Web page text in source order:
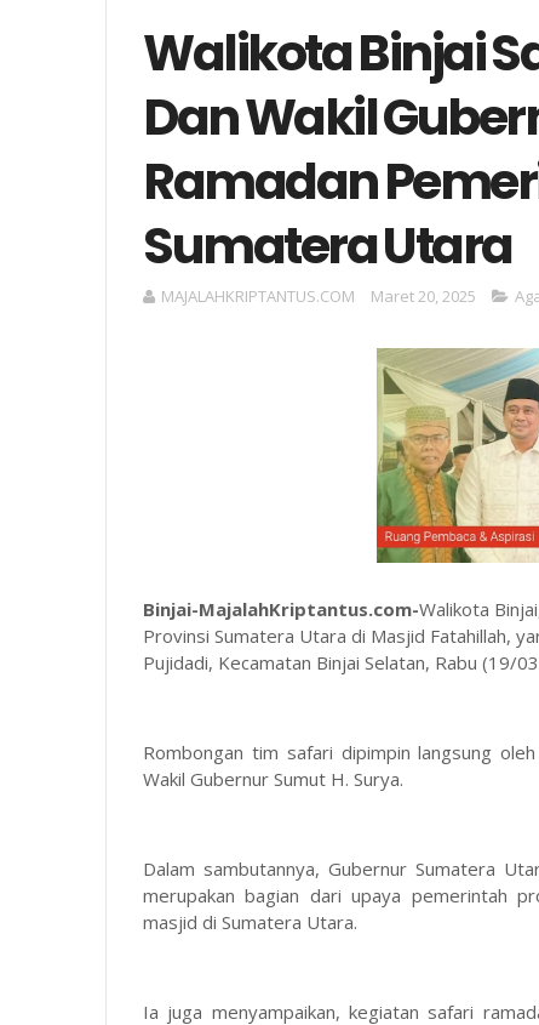
Walikota Binjai
Dan Wakil
Ramadan
Sumatera Utara
MAJALAHKRIPTANTUS.COM Maret 20, 2025
Binjai-MajalahKriptantus.com-Walikota
Provinsi Sumatera Utara di Masjid Fatahillah,
Pujidadi, Kecamatan Binjai Selatan, Rabu (19/
Rombongan tim safari dipimpin langsung
Wakil Gubernur Sumut H. Surya.
Dalam sambutannya, Gubernur Sumatera
merupakan bagian dari upaya pemerintah
masjid di Sumatera Utara.
Ia juga menyampaikan, kegiatan safari